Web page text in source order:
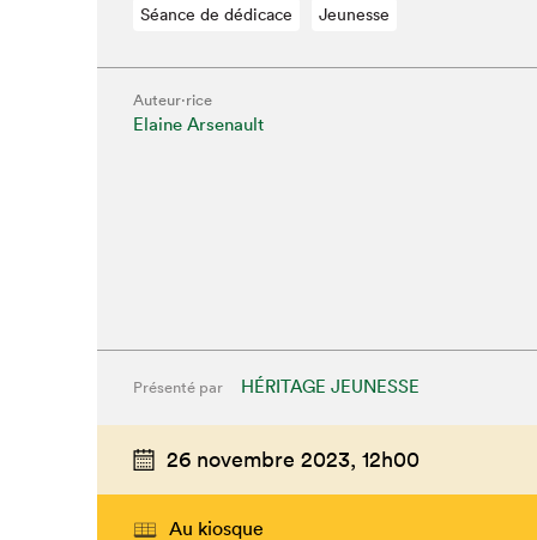
Que
Séance de dédicace Jeunesse
Auteur·rice
Elaine Arsenault
Présenté par HÉRITAGE JEUNESSE
26 novembre 2023, 12h00
Au kiosque